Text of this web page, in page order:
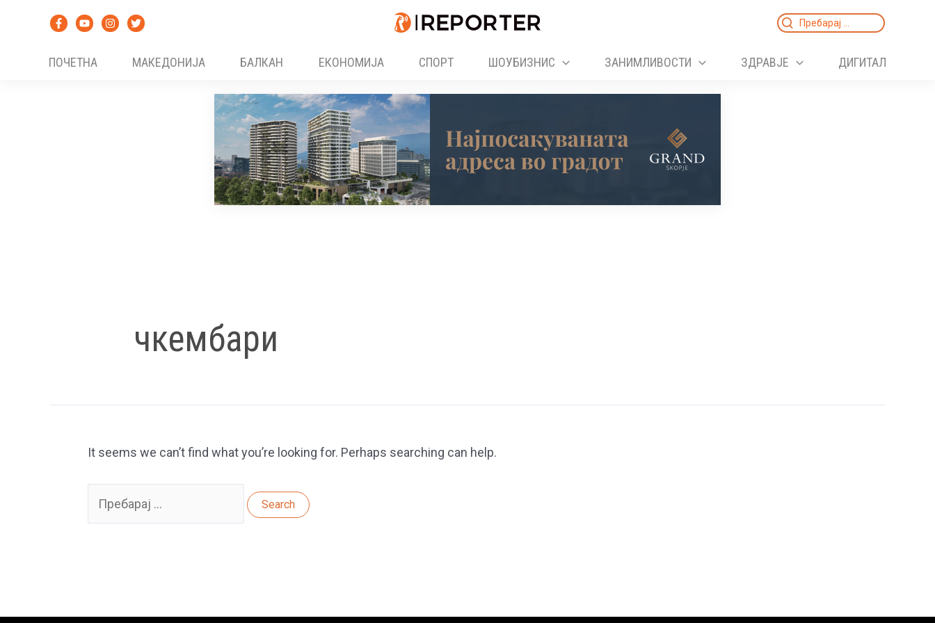
Search
ПОЧЕТНА
МАКЕДОНИЈА БАЛКАН ЕКОНОМИЈА СПОРТ ШОУБИЗНИС ЗАНИМЛИВОСТИ ЗДРАВЈЕ ДИГИТАЛ
чкембари
It seems we can’t find what you’re looking for. Perhaps searching can help.
for: